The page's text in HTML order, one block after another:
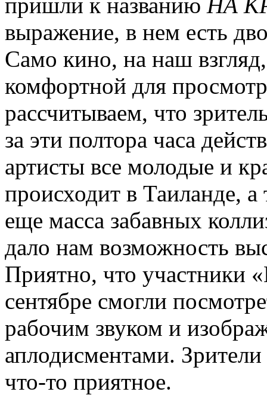
выражение, в нем есть
Само кино, на наш
комфортной для
рассчитываем, что
за эти полтора часа
артисты все молодые и
происходит в Таиланде,
еще масса забавных
дало нам возможность
Приятно, что участники
сентябре смогли
рабочим звуком и
аплодисментами. Зрители
что-то приятное.